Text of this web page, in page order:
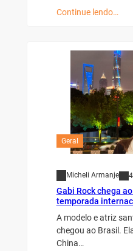
Continue lendo…
Geral
Micheli Armanje
Gabi Rock chega
temporada
A modelo e atriz
chegou ao Brasil.
China…